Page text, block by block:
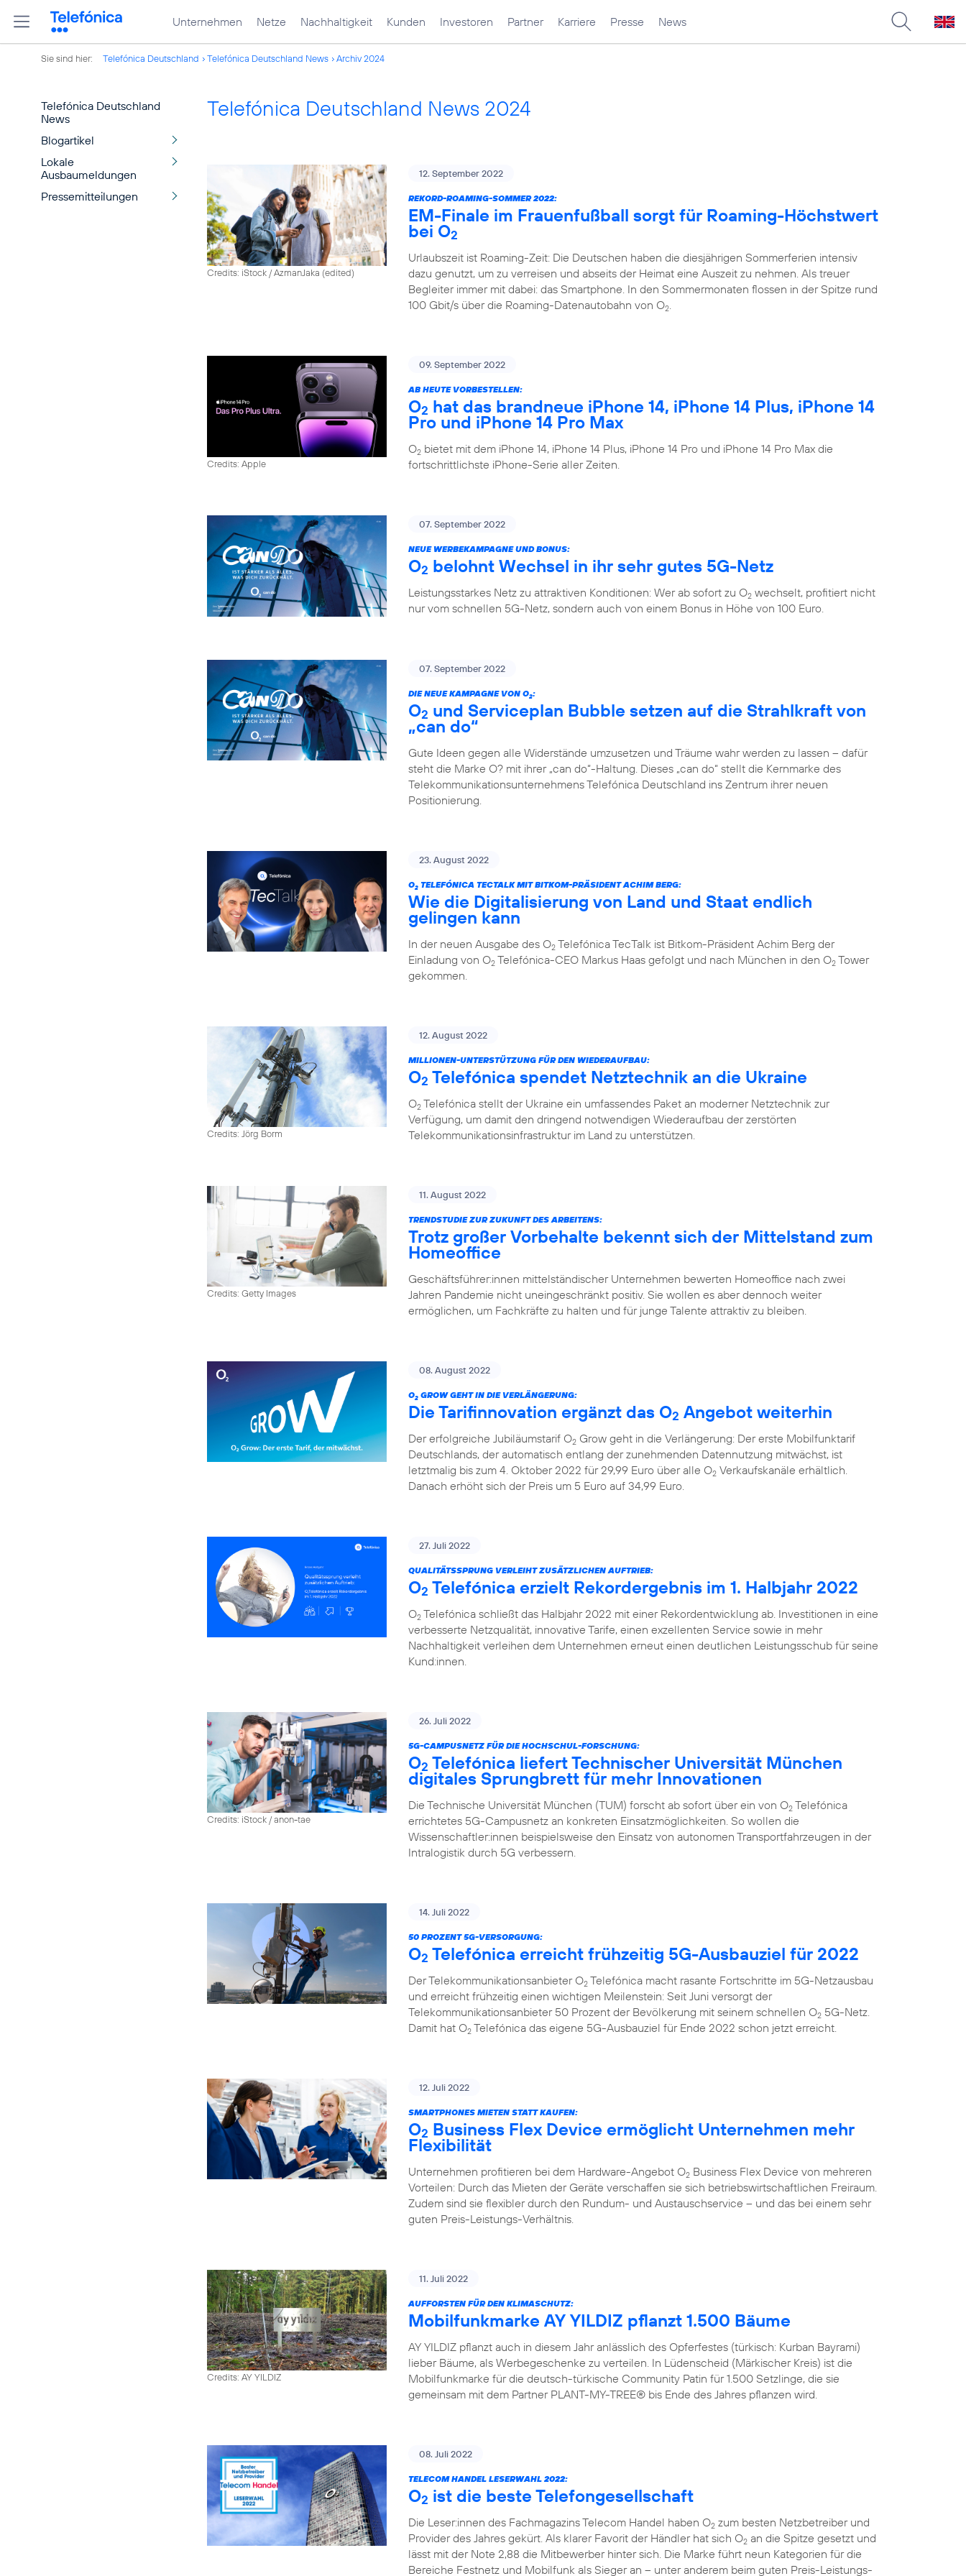
Unternehmen Netze Nachhaltigkeit Kunden Investoren Partner Karriere Presse News
Sie sind hier: Telefónica Deutschland Telefónica Deutschland News Archiv 2024
Telefónica Deutschland
News
Blogartikel
Lokale
Ausbaumeldungen
Pressemitteilungen
Telefónica Deutschland News 2024
Credits: iStock / AzmanJaka (edited)
12. September 2022
REKORD-ROAMING-SOMMER 2022:
EM-Finale im Frauenfußball sorgt für Roaming-Höchstwert
bei O2
Urlaubszeit ist Roaming-Zeit: Die Deutschen haben die diesjährigen Sommerferien intensiv
dazu genutzt, um zu verreisen und abseits der Heimat eine Auszeit zu nehmen. Als treuer
Begleiter immer mit dabei: das Smartphone. In den Sommermonaten flossen in der Spitze rund
100 Gbit/s über die Roaming-Datenautobahn von O2.
Credits: Apple
09. September 2022
AB HEUTE VORBESTELLEN:
O2 hat das brandneue iPhone 14, iPhone 14 Plus, iPhone 14
Pro und iPhone 14 Pro Max
O2 bietet mit dem iPhone 14, iPhone 14 Plus, iPhone 14 Pro und iPhone 14 Pro Max die
fortschrittlichste iPhone-Serie aller Zeiten.
07. September 2022
NEUE WERBEKAMPAGNE UND BONUS:
O2 belohnt Wechsel in ihr sehr gutes 5G-Netz
Leistungsstarkes Netz zu attraktiven Konditionen: Wer ab sofort zu O2 wechselt, profitiert nicht
nur vom schnellen 5G-Netz, sondern auch von einem Bonus in Höhe von 100 Euro.
07. September 2022
DIE NEUE KAMPAGNE VON O2:
O2 und Serviceplan Bubble setzen auf die Strahlkraft von
„can do“
Gute Ideen gegen alle Widerstände umzusetzen und Träume wahr werden zu lassen – dafür
steht die Marke O? mit ihrer „can do“-Haltung. Dieses „can do“ stellt die Kernmarke des
Telekommunikationsunternehmens Telefónica Deutschland ins Zentrum ihrer neuen
Positionierung.
23. August 2022
O2 TELEFÓNICA TECTALK MIT BITKOM-PRÄSIDENT ACHIM BERG:
Wie die Digitalisierung von Land und Staat endlich
gelingen kann
In der neuen Ausgabe des O2 Telefónica TecTalk ist Bitkom-Präsident Achim Berg der
Einladung von O2 Telefónica-CEO Markus Haas gefolgt und nach München in den O2 Tower
gekommen.
Credits: Jörg Borm
12. August 2022
MILLIONEN-UNTERSTÜTZUNG FÜR DEN WIEDERAUFBAU:
O2 Telefónica spendet Netztechnik an die Ukraine
O2 Telefónica stellt der Ukraine ein umfassendes Paket an moderner Netztechnik zur
Verfügung, um damit den dringend notwendigen Wiederaufbau der zerstörten
Telekommunikationsinfrastruktur im Land zu unterstützen.
Credits: Getty Images
11. August 2022
TRENDSTUDIE ZUR ZUKUNFT DES ARBEITENS:
Trotz großer Vorbehalte bekennt sich der Mittelstand zum
Homeoffice
Geschäftsführer:innen mittelständischer Unternehmen bewerten Homeoffice nach zwei
Jahren Pandemie nicht uneingeschränkt positiv. Sie wollen es aber dennoch weiter
ermöglichen, um Fachkräfte zu halten und für junge Talente attraktiv zu bleiben.
08. August 2022
O2 GROW GEHT IN DIE VERLÄNGERUNG:
Die Tarifinnovation ergänzt das O2 Angebot weiterhin
Der erfolgreiche Jubiläumstarif O2 Grow geht in die Verlängerung: Der erste Mobilfunktarif
Deutschlands, der automatisch entlang der zunehmenden Datennutzung mitwächst, ist
letztmalig bis zum 4. Oktober 2022 für 29,99 Euro über alle O2 Verkaufskanäle erhältlich.
Danach erhöht sich der Preis um 5 Euro auf 34,99 Euro.
27. Juli 2022
QUALITÄTSSPRUNG VERLEIHT ZUSÄTZLICHEN AUFTRIEB:
O2 Telefónica erzielt Rekordergebnis im 1. Halbjahr 2022
O2 Telefónica schließt das Halbjahr 2022 mit einer Rekordentwicklung ab. Investitionen in eine
verbesserte Netzqualität, innovative Tarife, einen exzellenten Service sowie in mehr
Nachhaltigkeit verleihen dem Unternehmen erneut einen deutlichen Leistungsschub für seine
Kund:innen.
Credits: iStock / anon-tae
26. Juli 2022
5G-CAMPUSNETZ FÜR DIE HOCHSCHUL-FORSCHUNG:
O2 Telefónica liefert Technischer Universität München
digitales Sprungbrett für mehr Innovationen
Die Technische Universität München (TUM) forscht ab sofort über ein von O2 Telefónica
errichtetes 5G-Campusnetz an konkreten Einsatzmöglichkeiten. So wollen die
Wissenschaftler:innen beispielsweise den Einsatz von autonomen Transportfahrzeugen in der
Intralogistik durch 5G verbessern.
14. Juli 2022
50 PROZENT 5G-VERSORGUNG:
O2 Telefónica erreicht frühzeitig 5G-Ausbauziel für 2022
Der Telekommunikationsanbieter O2 Telefónica macht rasante Fortschritte im 5G-Netzausbau
und erreicht frühzeitig einen wichtigen Meilenstein: Seit Juni versorgt der
Telekommunikationsanbieter 50 Prozent der Bevölkerung mit seinem schnellen O2 5G-Netz.
Damit hat O2 Telefónica das eigene 5G-Ausbauziel für Ende 2022 schon jetzt erreicht.
12. Juli 2022
SMARTPHONES MIETEN STATT KAUFEN:
O2 Business Flex Device ermöglicht Unternehmen mehr
Flexibilität
Unternehmen profitieren bei dem Hardware-Angebot O2 Business Flex Device von mehreren
Vorteilen: Durch das Mieten der Geräte verschaffen sie sich betriebswirtschaftlichen Freiraum.
Zudem sind sie flexibler durch den Rundum- und Austauschservice – und das bei einem sehr
guten Preis-Leistungs-Verhältnis.
Credits: AY YILDIZ
11. Juli 2022
AUFFORSTEN FÜR DEN KLIMASCHUTZ:
Mobilfunkmarke AY YILDIZ pflanzt 1.500 Bäume
AY YILDIZ pflanzt auch in diesem Jahr anlässlich des Opferfestes (türkisch: Kurban Bayrami)
lieber Bäume, als Werbegeschenke zu verteilen. In Lüdenscheid (Märkischer Kreis) ist die
Mobilfunkmarke für die deutsch-türkische Community Patin für 1.500 Setzlinge, die sie
gemeinsam mit dem Partner PLANT-MY-TREE® bis Ende des Jahres pflanzen wird.
08. Juli 2022
TELECOM HANDEL LESERWAHL 2022:
O2 ist die beste Telefongesellschaft
Die Leser:innen des Fachmagazins Telecom Handel haben O2 zum besten Netzbetreiber und
Provider des Jahres gekürt. Als klarer Favorit der Händler hat sich O2 an die Spitze gesetzt und
lässt mit der Note 2,88 die Mitbewerber hinter sich. Die Marke führt neun Kategorien für die
Bereiche Festnetz und Mobilfunk als Sieger an – unter anderem beim guten Preis-Leistungs-